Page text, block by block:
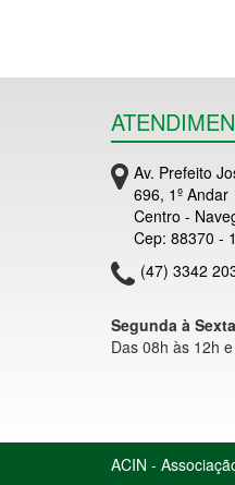
Av. Prefeito
696, 1º Andar
Centro -
Cep: 88370 -
(47) 3342
Segunda à Sexta
Das 08h às 12h
ACIN -